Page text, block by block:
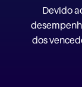
Devido
dos